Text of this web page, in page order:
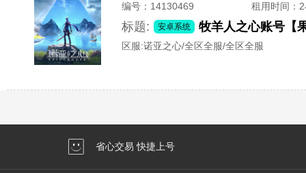
编号： 14130469 租用时间 ：
标题: 安卓系统 牧羊人之心账号【
区服:诺亚之心/全区全服/全区全服
省心交易 快捷上号